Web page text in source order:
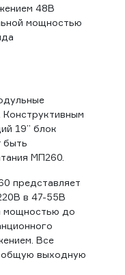
48В
мощностью
19” блок
быть
МП260.
представляет
в 47-55В
мощностью до
Все
общую выходную